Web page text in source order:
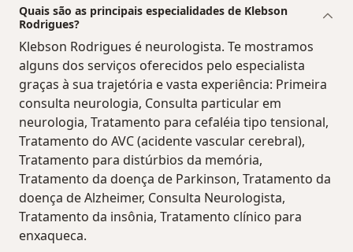
Quais são as principais especialidades de Klebson
Rodrigues?
Klebson Rodrigues é neurologista. Te mostramos
alguns dos serviços oferecidos pelo especialista
graças à sua trajetória e vasta experiência: Primeira
consulta neurologia, Consulta particular em
neurologia, Tratamento para cefaléia tipo tensional,
Tratamento do AVC (acidente vascular cerebral),
Tratamento para distúrbios da memória,
Tratamento da doença de Parkinson, Tratamento da
doença de Alzheimer, Consulta Neurologista,
Tratamento da insônia, Tratamento clínico para
enxaqueca.